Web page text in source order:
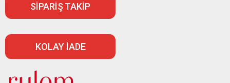
SİPARİŞ TAKİP
KOLAY İADE